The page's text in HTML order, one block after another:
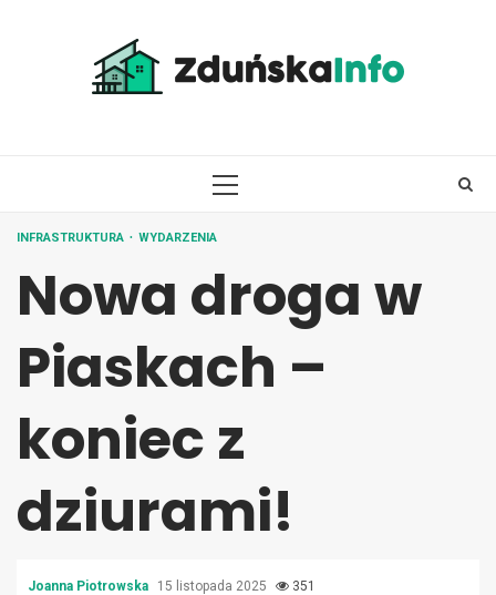
PRIMARY
INFRASTRUKTURA WYDARZENIA
Nowa droga w
Piaskach –
koniec z
dziurami!
Joanna Piotrowska 15 listopada 2025 351